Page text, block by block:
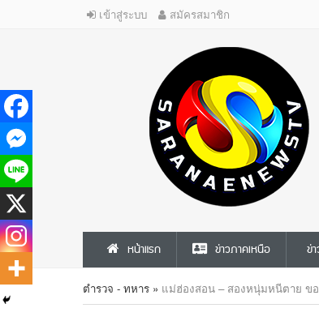
เข้าสู่ระบบ สมัครสมาชิก
หน้าแรก ข่าวภาคเหนือ ข่
ตำรวจ - ทหาร » แม่ฮ่องสอน – สองหนุ่มหนีตาย ข